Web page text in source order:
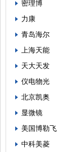
密理博
力康
青岛海尔
上海天能
天大天发
仪电物光
北京凯奥
显微镜
美国博勒飞
中科美菱